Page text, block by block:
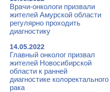
Врачи-онкологи призвали
жителей Амурской области
регулярно проходить
диагностику
14.05.2022
Главный онколог призвал
жителей Новосибирской
области к ранней
диагностике колоректального
рака